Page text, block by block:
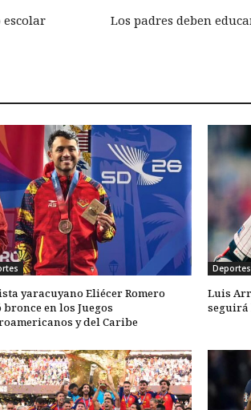
escolar
Los padres deben
yaracuyano Eliécer Romero
bronce en los Juegos
y del Caribe
Deportes
Luis